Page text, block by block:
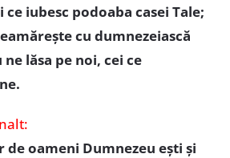
iubesc podoaba casei Tale;
cu dumnezeiască
lăsa pe noi, cei ce
de oameni Dumnezeu eşti şi